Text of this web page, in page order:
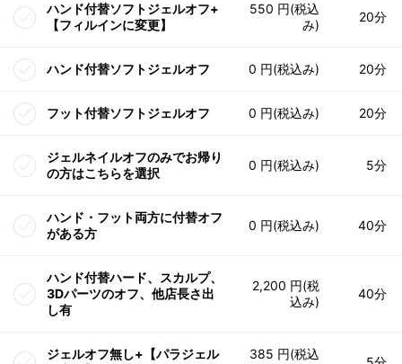
ハンド付替ソフトジェルオフ+
【フィルインに変更】
550 円(税込
み)
20分
ハンド付替ソフトジェルオフ 0 円(税込み) 20分
フット付替ソフトジェルオフ 0 円(税込み) 20分
ジェルネイルオフのみでお帰り
の方はこちらを選択
0 円(税込み) 5分
ハンド・フット両方に付替オフ
がある方
0 円(税込み) 40分
ハンド付替ハード、スカルプ、
3Dパーツのオフ、他店長さ出
し有
2,200 円(税
込み)
40分
ジェルオフ無し+【パラジェル
385 円(税込